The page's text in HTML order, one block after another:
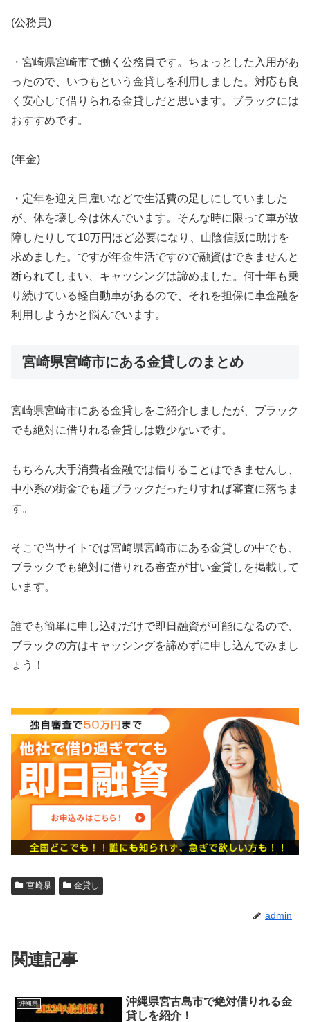
(公務員)
・宮崎県宮崎市で働く公務員です。ちょっとした入用があ
ったので、いつもという金貸しを利用しました。対応も良
く安心して借りられる金貸しだと思います。ブラックには
おすすめです。
(年金)
・定年を迎え日雇いなどで生活費の足しにしていました
が、体を壊し今は休んでいます。そんな時に限って車が故
障したりして10万円ほど必要になり、山陰信販に助けを
求めました。ですが年金生活ですので融資はできませんと
断られてしまい、キャッシングは諦めました。何十年も乗
り続けている軽自動車があるので、それを担保に車金融を
利用しようかと悩んでいます。
宮崎県宮崎市にある金貸しのまとめ
宮崎県宮崎市にある金貸しをご紹介しましたが、ブラック
でも絶対に借りれる金貸しは数少ないです。
もちろん大手消費者金融では借りることはできませんし、
中小系の街金でも超ブラックだったりすれば審査に落ちま
す。
そこで当サイトでは宮崎県宮崎市にある金貸しの中でも、
ブラックでも絶対に借りれる審査が甘い金貸しを掲載して
います。
誰でも簡単に申し込むだけで即日融資が可能になるので、
ブラックの方はキャッシングを諦めずに申し込んでみまし
ょう！
宮崎県 金貸し
admin
関連記事
沖縄県
沖縄県宮古島市で絶対借りれる金
貸しを紹介！